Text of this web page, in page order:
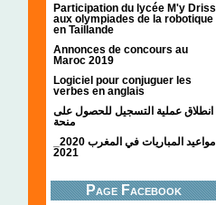
Participation du lycée M'y Driss
aux olympiades de la robotique
en Taillande
Annonces de concours au
Maroc 2019
Logiciel pour conjuguer les
verbes en anglais
انطلاق عملية التسجيل للحصول على
منحة
2021
Page Facebook